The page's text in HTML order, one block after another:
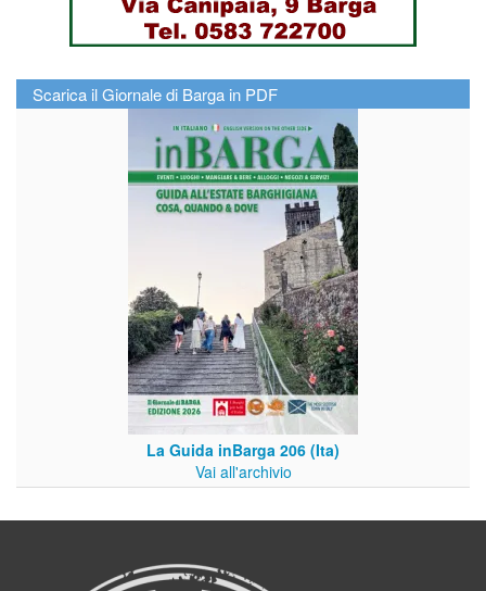
Scarica il Giornale di Barga in PDF
La Guida inBarga 206 (Ita)
Vai all'archivio